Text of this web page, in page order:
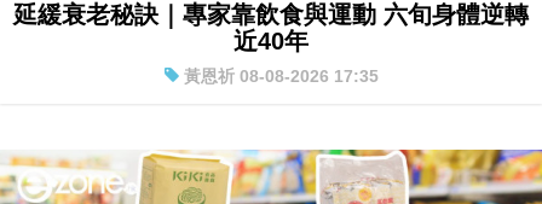
延緩衰老秘訣｜專家靠飲食與運動 六旬身體逆轉
近40年
黃恩祈 08-08-2026 17:35